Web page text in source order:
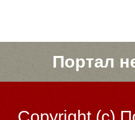
Портал